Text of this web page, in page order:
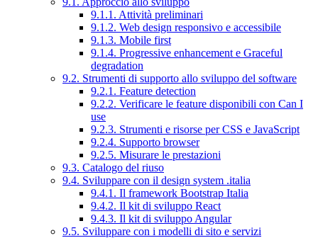
9.1.1. Attività preliminari
9.1.2. Web design responsivo e accessibile
9.1.3. Mobile first
9.1.4. Progressive enhancement e Graceful
degradation
9.2. Strumenti di supporto allo sviluppo del software
9.2.1. Feature detection
9.2.2. Verificare le feature disponibili con Can I
use
9.2.3. Strumenti e risorse per CSS e JavaScript
9.2.4. Supporto browser
9.2.5. Misurare le prestazioni
9.3. Catalogo del riuso
9.4. Sviluppare con il design system .italia
9.4.1. Il framework Bootstrap Italia
9.4.2. Il kit di sviluppo React
9.4.3. Il kit di sviluppo Angular
9.5. Sviluppare con i modelli di sito e servizi